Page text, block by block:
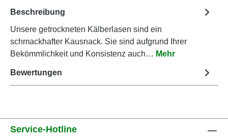
Beschreibung
Unsere getrockneten Kälberlasen sind ein
schmackhafter Kausnack. Sie sind aufgrund Ihrer
Bekömmlichkeit und Konsistenz auch… Mehr
Bewertungen
Service-Hotline